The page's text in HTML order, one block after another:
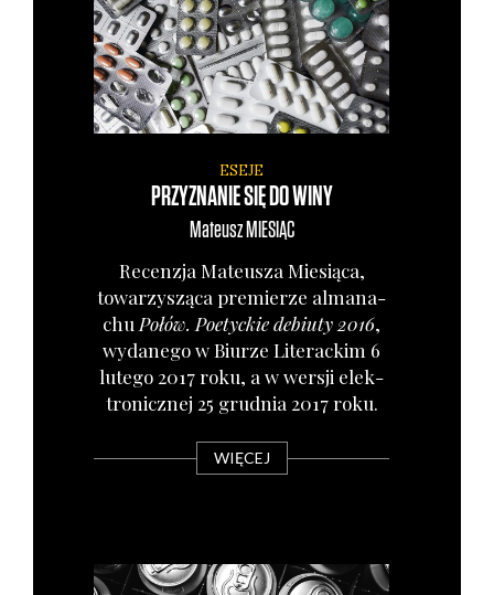
ESEJE
PRZYZNANIE SIĘ DO WINY
Mateusz MIESIĄC
Recen­zja Mate­usza Mie­sią­ca,
towa­rzy­szą­ca pre­mie­rze alma­na­
chu Połów. Poetyc­kie debiu­ty 2016,
wyda­ne­go w Biu­rze Lite­rac­kim 6
lute­go 2017 roku, a w wer­sji elek­
tro­nicz­nej 25 grud­nia 2017 roku.
WIĘCEJ